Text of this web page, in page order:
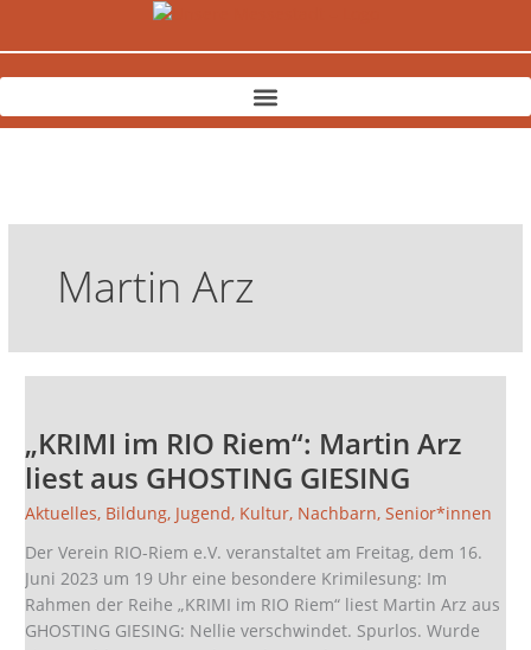
Martin Arz
„KRIMI im RIO Riem“: Martin Arz
liest aus GHOSTING GIESING
Aktuelles, Bildung, Jugend, Kultur, Nachbarn,Senior*innen
Der Verein RIO-Riem e.V. veranstaltet am Freitag, dem 16.
Juni 2023 um 19 Uhr eine besondere Krimilesung: Im
Rahmen der Reihe „KRIMI im RIO Riem“ liest Martin Arz aus
GHOSTING GIESING: Nellie verschwindet. Spurlos. Wurde
RIO
Riem“:
Martin
Arz
liest
aus
GHOSTING
GIESING